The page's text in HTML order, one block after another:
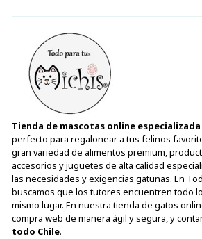
Tienda de mascotas online
perfecto para regalonear a tus felinos
gran variedad de alimentos premium,
accesorios y juguetes de alta calidad
las necesidades y exigencias gatunas. En
buscamos que los tutores encuentren todo
mismo lugar. En nuestra tienda de gatos
compra web de manera ágil y segura, y
todo Chile.